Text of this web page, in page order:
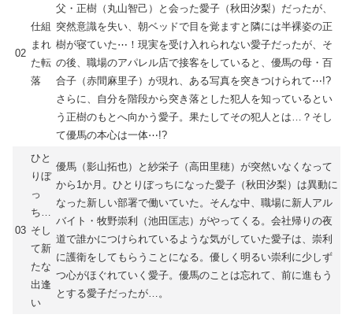
02
仕組
まれ
た転
落
父・正樹（丸山智己）と会った愛子（秋田汐梨）だったが、
突然意識を失い、朝ベッドで目を覚ますと隣には半裸姿の正
樹が寝ていた⋯！現実を受け入れられない愛子だったが、そ
の後、職場のアパレル店で接客をしていると、優馬の母・百
合子（赤間麻里子）が現れ、ある写真を突きつけられて⋯!?
さらに、自分を階段から突き落とした犯人を知っているとい
う正樹のもとへ向かう愛子。果たしてその犯人とは…？そし
て優馬の本心は一体⋯!?
03
ひと
りぼ
っ
ち…
そし
て新
たな
出逢
い
優馬（影山拓也）と紗栄子（高田里穂）が突然いなくなって
から1か月。ひとりぼっちになった愛子（秋田汐梨）は異動に
なった新しい部署で働いていた。そんな中、職場に新人アル
バイト・牧野崇利（池田匡志）がやってくる。会社帰りの夜
道で誰かにつけられているような気がしていた愛子は、崇利
に護衛をしてもらうことになる。優しく明るい崇利に少しず
つ心がほぐれていく愛子。優馬のことは忘れて、前に進もう
とする愛子だったが…。